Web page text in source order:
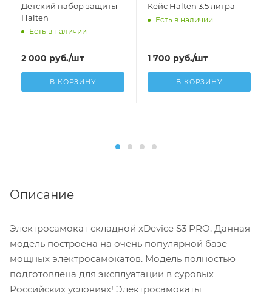
Детский набор защиты
Halten
Есть в наличии
2 000 руб./шт
В КОРЗИНУ
Кейс Halten 3.5 литра
Есть в наличии
1 700 руб./шт
В КОРЗИНУ
Описание
Электросамокат складной xDevice S3 PRO. Данная
модель построена на очень популярной базе
мощных электросамокатов. Модель полностью
подготовлена для эксплуатации в суровых
Российских условиях! Электросамокаты